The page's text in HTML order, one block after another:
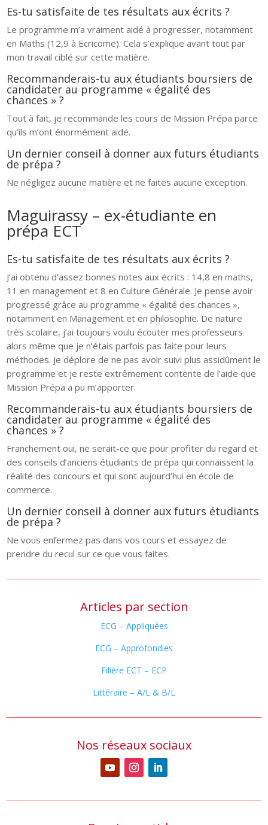
Es-tu satisfaite de tes résultats aux écrits ?
Le programme m’a vraiment aidé à progresser, notamment
en Maths (12,9 à Ecricome). Cela s’explique avant tout par
mon travail ciblé sur cette matière.
Recommanderais-tu aux étudiants boursiers de
candidater au programme « égalité des
chances » ?
Tout à fait, je recommande les cours de Mission Prépa parce
qu’ils m’ont énormément aidé.
Un dernier conseil à donner aux futurs étudiants
de prépa ?
Ne négligez aucune matière et ne faites aucune exception.
Maguirassy – ex-étudiante en
prépa ECT
Es-tu satisfaite de tes résultats aux écrits ?
J’ai obtenu d’assez bonnes notes aux écrits : 14,8 en maths,
11 en management et 8 en Culture Générale. Je pense avoir
progressé grâce au programme « égalité des chances »,
notamment en Management et en philosophie. De nature
très scolaire, j’ai toujours voulu écouter mes professeurs
alors même que je n’étais parfois pas faite pour leurs
méthodes. Je déplore de ne pas avoir suivi plus assidûment le
programme et je reste extrêmement contente de l’aide que
Mission Prépa a pu m’apporter.
Recommanderais-tu aux étudiants boursiers de
candidater au programme « égalité des
chances » ?
Franchement oui, ne serait-ce que pour profiter du regard et
des conseils d’anciens étudiants de prépa qui connaissent la
réalité des concours et qui sont aujourd’hui en école de
commerce.
Un dernier conseil à donner aux futurs étudiants
de prépa ?
Ne vous enfermez pas dans vos cours et essayez de
prendre du recul sur ce que vous faites.
Articles par section
ECG – Appliquées
ECG – Approfondies
Filière ECT – ECP
Littéraire – A/L & B/L
Nos réseaux sociaux